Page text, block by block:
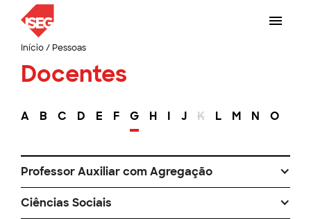
Início/ Pessoas
Docentes
A B C D E F G H I J K L M N O
Professor Auxiliar com Agregação
Ciências Sociais